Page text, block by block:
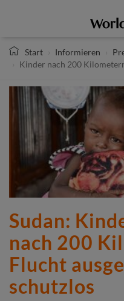
Start
Informieren
Kinder nach 200
Sudan:
nach 200
Flucht
schutzlos